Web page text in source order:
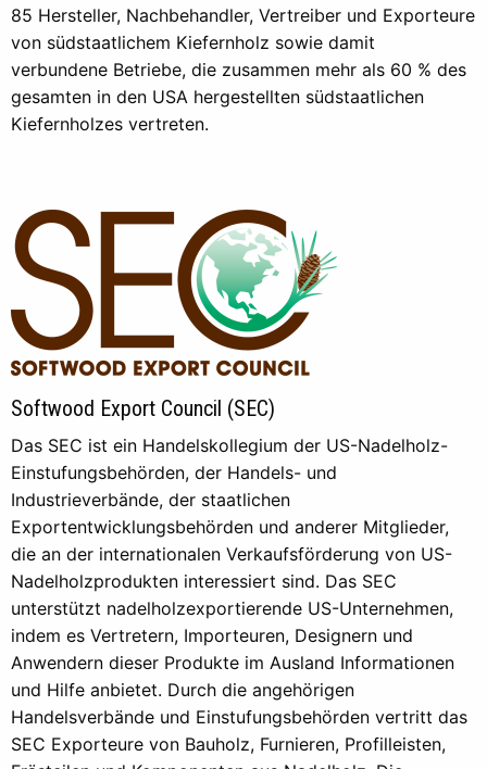
85 Hersteller, Nachbehandler, Vertreiber und Exporteure
von südstaatlichem Kiefernholz sowie damit
verbundene Betriebe, die zusammen mehr als 60 % des
gesamten in den USA hergestellten südstaatlichen
Kiefernholzes vertreten.
Softwood Export Council (SEC)
Das SEC ist ein Handelskollegium der US-Nadelholz-
Einstufungsbehörden, der Handels- und
Industrieverbände, der staatlichen
Exportentwicklungsbehörden und anderer Mitglieder,
die an der internationalen Verkaufsförderung von US-
Nadelholzprodukten interessiert sind. Das SEC
unterstützt nadelholzexportierende US-Unternehmen,
indem es Vertretern, Importeuren, Designern und
Anwendern dieser Produkte im Ausland Informationen
und Hilfe anbietet. Durch die angehörigen
Handelsverbände und Einstufungsbehörden vertritt das
SEC Exporteure von Bauholz, Furnieren, Profilleisten,